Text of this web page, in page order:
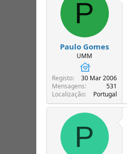
P
Paulo Gomes
UMM
Registo
30 Mar 2006
Mensagens
531
Localização
Portugal
P